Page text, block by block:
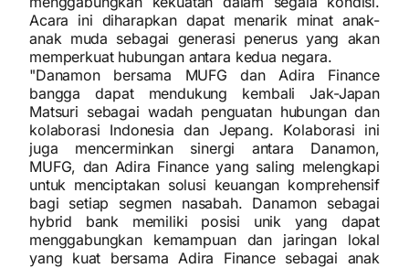
Acara ini diharapkan dapat menarik minat anak-
anak muda sebagai generasi penerus yang akan
memperkuat hubungan antara kedua negara.
"Danamon bersama MUFG dan Adira Finance
bangga dapat mendukung kembali Jak-Japan
Matsuri sebagai wadah penguatan hubungan dan
kolaborasi Indonesia dan Jepang. Kolaborasi ini
juga mencerminkan sinergi antara Danamon,
MUFG, dan Adira Finance yang saling melengkapi
untuk menciptakan solusi keuangan komprehensif
bagi setiap segmen nasabah. Danamon sebagai
hybrid bank memiliki posisi unik yang dapat
menggabungkan kemampuan dan jaringan lokal
yang kuat bersama Adira Finance sebagai anak